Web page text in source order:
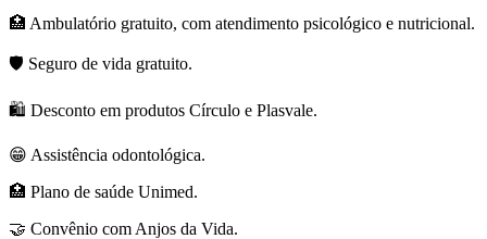
🏥 Ambulatório gratuito, com atendimento psicológico e nutricional.
🛡️ Seguro de vida gratuito.
🛍️ Desconto em produtos Círculo e Plasvale.
😁 Assistência odontológica.
🏥 Plano de saúde Unimed.
🤝 Convênio com Anjos da Vida.